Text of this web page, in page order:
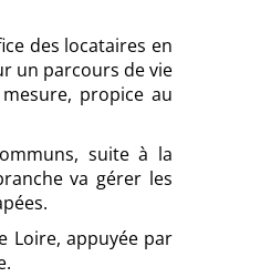
des locataires en
un parcours de vie
propice au
suite à la
va gérer les
Loire, appuyée par